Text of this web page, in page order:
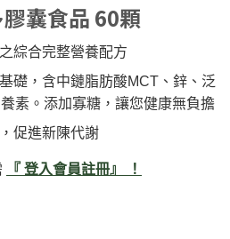
囊食品 60顆
綜合完整營養配方
礎，含中鏈脂肪酸MCT、鋅、泛
素。添加寡糖，讓您健康無負擔
促進新陳代謝
『 登入會員註冊』 ！